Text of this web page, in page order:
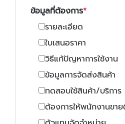
ข้อมูลที่ต้องการ
รายละเอียด
ใบเสนอราคา
วิธีแก้ปัญหาการใช้งาน
ข้อมูลการจัดส่งสินค้า
ทดสอบใช้สินค้า/บริการ
ต้องการให้พนักงานขา